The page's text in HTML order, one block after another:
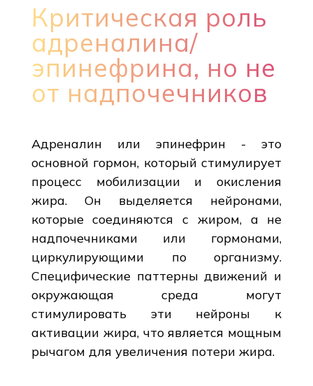
Критическая роль
адреналина/
эпинефрина, но не
от надпочечников
Адреналин или эпинефрин - это
основной гормон, который стимулирует
процесс мобилизации и окисления
жира. Он выделяется нейронами,
которые соединяются с жиром, а не
надпочечниками или гормонами,
циркулирующими по организму.
Специфические паттерны движений и
окружающая среда могут
стимулировать эти нейроны к
активации жира, что является мощным
рычагом для увеличения потери жира.